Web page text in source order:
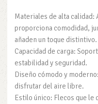
Materiales de alta calidad:
proporciona comodidad,
añaden un toque distintivo.
Capacidad de carga:
estabilidad y seguridad.
Diseño cómodo y
disfrutar del aire libre.
Estilo único: Flecos que le